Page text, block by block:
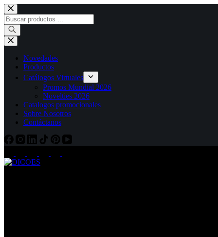
Saltar
al
contenido
Búsqueda
de
productos
Novedades
Productos
Catálogos Virtuales
Promos Mundial 2026
Novelties 2026
Catalogos promocionales
Sobre Nosotros
Contáctanos